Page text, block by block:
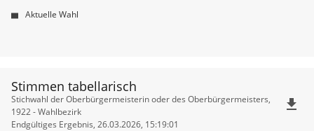
Aktuelle Wahl
Stimmen tabellarisch
Stimmen
tabellarisch
Stichwahl der Oberbürgermeisterin oder des Oberbürgermeisters,
1922 - Wahlbezirk
Endgültiges Ergebnis, 26.03.2026, 15:19:01
file_download